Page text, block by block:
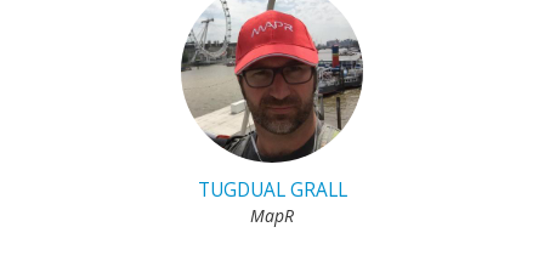
TUGDUAL GRALL
MapR